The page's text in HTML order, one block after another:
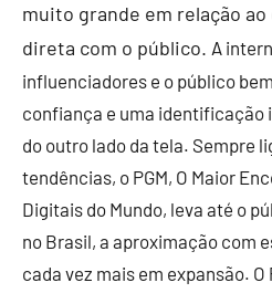
muito grande em relação ao
direta com o público. A
influenciadores e o público
confiança e uma identificação
do outro lado da tela. Sempre
tendências, o PGM, O Maior
Digitais do Mundo, leva até o
no Brasil, a aproximação com
cada vez mais em expansão. O